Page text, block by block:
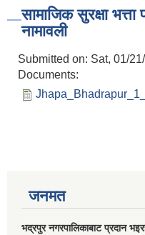
सामाजिक सुरक्षा
नामावली
Submitted on: Sat, 01/
Documents:
जनमत
भद्रपुर नगरपालिकाबाट प्रदान